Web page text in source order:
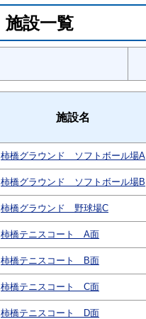
施設一覧
施設名
柿橋グラウンド ソフトボール場A
柿橋グラウンド ソフトボール場B
柿橋グラウンド 野球場C
柿橋テニスコート A面
柿橋テニスコート B面
柿橋テニスコート C面
柿橋テニスコート D面